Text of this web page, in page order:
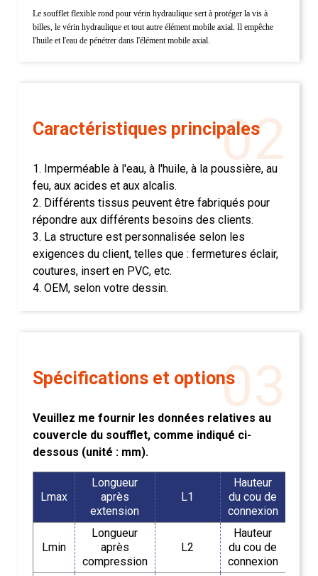
Le soufflet flexible rond pour vérin hydraulique sert à protéger la vis à
billes, le vérin hydraulique et tout autre élément mobile axial. Il empêche
l'huile et l'eau de pénétrer dans l'élément mobile axial.
02
Caractéristiques principales
1. Imperméable à l'eau, à l'huile, à la poussière, au
feu, aux acides et aux alcalis.
2. Différents tissus peuvent être fabriqués pour
répondre aux différents besoins des clients.
3. La structure est personnalisée selon les
exigences du client, telles que : fermetures éclair,
coutures, insert en PVC, etc.
4. OEM, selon votre dessin.
03
Spécifications et options
Veuillez me fournir les données relatives au
couvercle du soufflet, comme indiqué ci-
dessous (unité : mm).
Lmax
Longueur
après
extension
L1
Hauteur
du cou de
connexion
Lmin
Longueur
après
compression
L2
Hauteur
du cou de
connexion